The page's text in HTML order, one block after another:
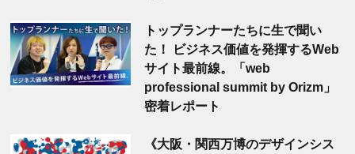
トップランナーたちに生で聞い
た！ ビジネス価値を発揮するWeb
サイト最前線。「web
professional summit by Orizm」
密着レポート
《大阪・関西万博のデザインシス